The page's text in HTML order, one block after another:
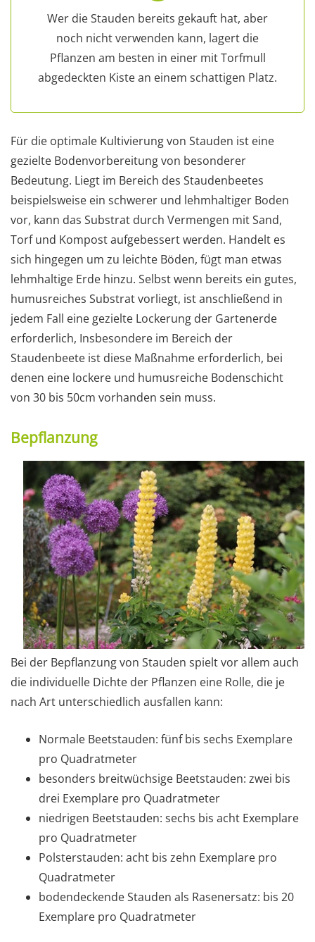
Wer die Stauden bereits gekauft hat, aber
noch nicht verwenden kann, lagert die
Pflanzen am besten in einer mit Torfmull
abgedeckten Kiste an einem schattigen Platz.
Für die optimale Kultivierung von Stauden ist eine
gezielte Bodenvorbereitung von besonderer
Bedeutung. Liegt im Bereich des Staudenbeetes
beispielsweise ein schwerer und lehmhaltiger Boden
vor, kann das Substrat durch Vermengen mit Sand,
Torf und Kompost aufgebessert werden. Handelt es
sich hingegen um zu leichte Böden, fügt man etwas
lehmhaltige Erde hinzu. Selbst wenn bereits ein gutes,
humusreiches Substrat vorliegt, ist anschließend in
jedem Fall eine gezielte Lockerung der Gartenerde
erforderlich, Insbesondere im Bereich der
Staudenbeete ist diese Maßnahme erforderlich, bei
denen eine lockere und humusreiche Bodenschicht
von 30 bis 50cm vorhanden sein muss.
Bepflanzung
Bei der Bepflanzung von Stauden spielt vor allem auch
die individuelle Dichte der Pflanzen eine Rolle, die je
nach Art unterschiedlich ausfallen kann:
Normale Beetstauden: fünf bis sechs Exemplare
pro Quadratmeter
besonders breitwüchsige Beetstauden: zwei bis
drei Exemplare pro Quadratmeter
niedrigen Beetstauden: sechs bis acht Exemplare
pro Quadratmeter
Polsterstauden: acht bis zehn Exemplare pro
Quadratmeter
bodendeckende Stauden als Rasenersatz: bis 20
Exemplare pro Quadratmeter